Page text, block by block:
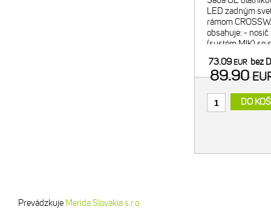
LED zadným
rámom
obsahuje: -
(systém MIK) so
blatník z
73.09EUR bez
89.90
DO
Prevádzkuje Merida Slovakia s.r.o.